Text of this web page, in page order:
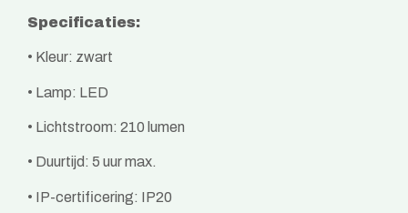
Specificaties:
• Kleur: zwart
• Lamp: LED
• Lichtstroom: 210 lumen
• Duurtijd: 5 uur max.
• IP-certificering: IP20